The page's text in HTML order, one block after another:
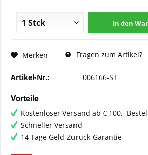
In den
Merken Fragen zum Artikel?
Artikel-Nr.: 006166-ST
Vorteile
Kostenloser Versand ab € 100,-
Schneller Versand
14 Tage Geld-Zurück-Garantie